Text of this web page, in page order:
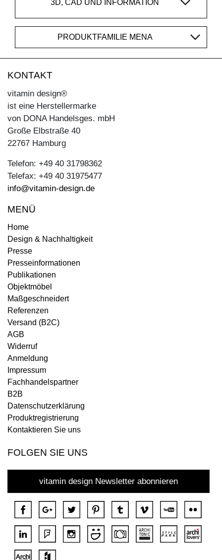
3D, CAD UND INFORMATION
PRODUKTFAMILIE MENA
KONTAKT
vitamin design®
ist eine Herstellermarke
von DONA Handelsges. mbH
Große Elbstraße 40
22767 Hamburg
Telefon: +49 40 31798362
Telefax: +49 40 31975477
info@vitamin-design.de
MENÜ
Home
Design & Nachhaltigkeit
Presse
Presseinformationen
Publikationen
Objektmöbel
Maßgeschneidert
Referenzen
Versand (B2C)
AGB
Widerruf
Anmeldung
Impressum
Fachhandelspartner
B2B
Datenschutzerklärung
Produktregistrierung
Kontaktieren Sie uns
FOLGEN SIE UNS
vitamin design Newsletter abonnieren